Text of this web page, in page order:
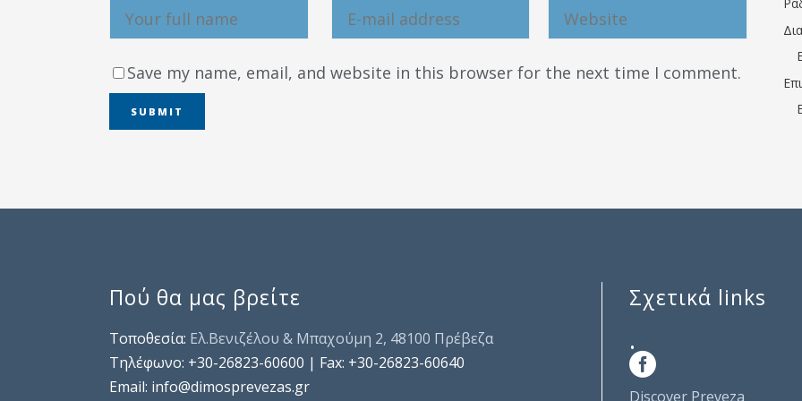
Save my name, email, and website in this browser for the next time I comment.
Πού θα μας βρείτε
Τοποθεσία: Ελ.Βενιζέλου & Μπαχούμη 2, 48100 Πρέβεζα
Τηλέφωνo: +30-26823-60600 | Fax: +30-26823-60640
Email: info@dimosprevezas.gr
Σχετικά links
.
Discover Preveza